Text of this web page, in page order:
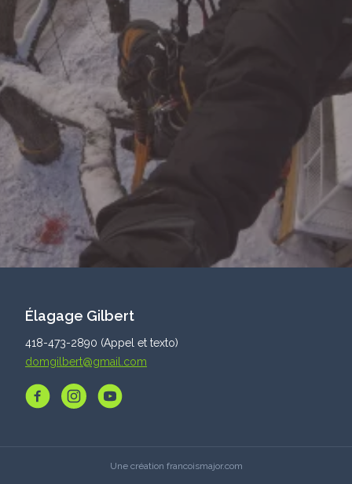
Élagage Gilbert
418-473-2890 (Appel et texto)
domgilbert@gmail.com
Une création francoismajor.com